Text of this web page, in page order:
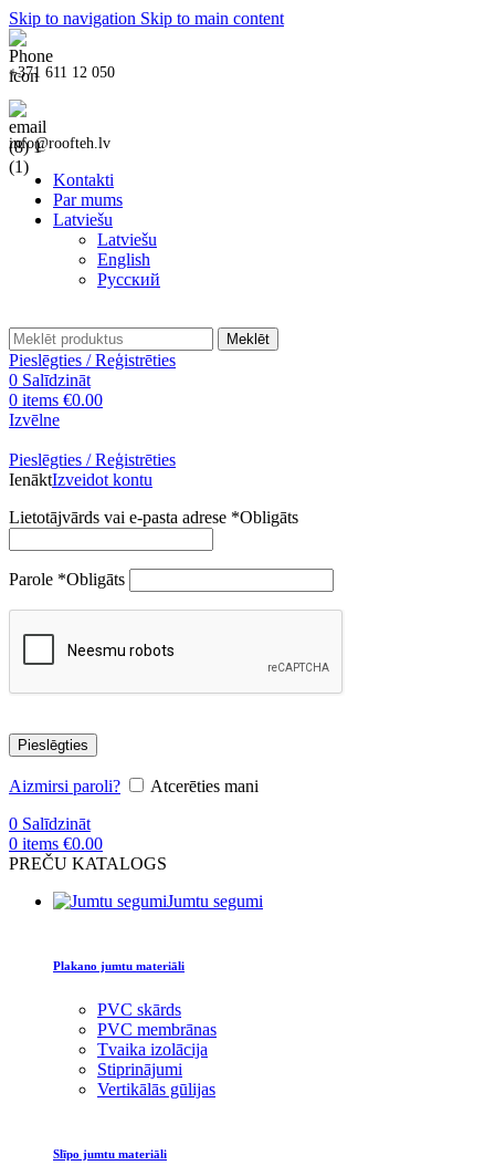
Skip to navigation Skip to main content
+371 611 12 050
info@roofteh.lv
Kontakti
Par mums
Latviešu
Latviešu
English
Русский
Meklēt
Pieslēgties / Reģistrēties
0 Salīdzināt
0 items €0.00
Izvēlne
Pieslēgties / Reģistrēties
IenāktIzveidot kontu
Lietotājvārds vai e-pasta adrese *Obligāts
Parole *Obligāts
Pieslēgties
Aizmirsi paroli?
Atcerēties mani
0 Salīdzināt
0 items €0.00
PREČU KATALOGS
Jumtu segumi
Plakano jumtu materiāli
PVC skārds
PVC membrānas
Tvaika izolācija
Stiprinājumi
Vertikālās gūlijas
Slīpo jumtu materiāli